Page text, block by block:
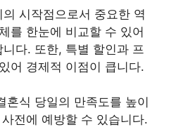
시작점으로서 중요한 역
를 한눈에 비교할 수 있어
다. 또한, 특별 할인과 프
어 경제적 이점이 큽니다.
혼식 당일의 만족도를 높이
전에 예방할 수 있습니다.